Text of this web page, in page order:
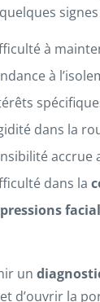
à
à
dans la
accrue
dans la
un
d’ouvrir la